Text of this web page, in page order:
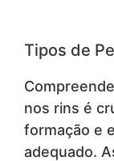
Tipos de
nos rins é
formação e
adequado.